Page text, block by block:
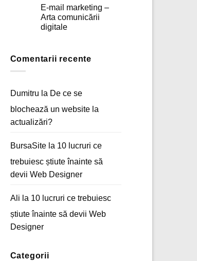
iPhone
la
Cum
optimizezi
pagina
online
E-mail marketing –
Arta comunicării
digitale
E-
mail
comunicării
digitale
Comentarii recente
Dumitru la De ce se
blochează un website la
actualizări?
BursaSitela 10 lucruri ce
trebuiesc știute înainte să
devii Web Designer
Ali la 10 lucruri ce trebuiesc
știute înainte să devii Web
Designer
Categorii